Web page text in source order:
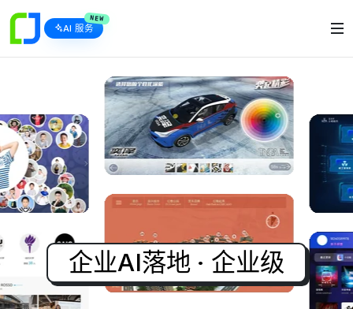
AI 服务
NEW
企业AI落地 · 企业级AI智